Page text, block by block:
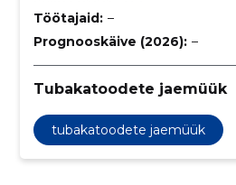
Töötajaid: –
Prognooskäive (2026): –
Tubakatoodete jaemüük
tubakatoodete jaemüük